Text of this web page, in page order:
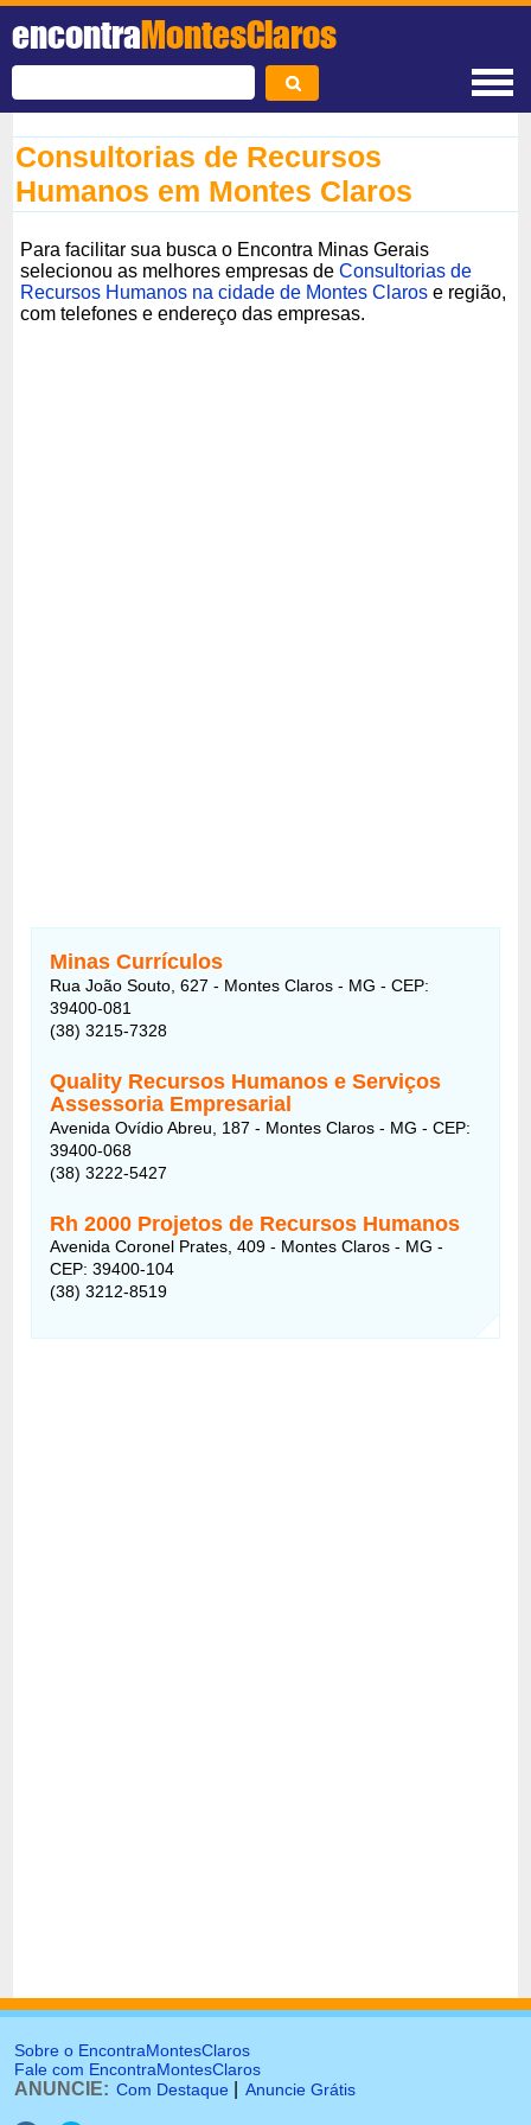
encontraMontesClaros
Consultorias de Recursos
Humanos em Montes Claros
Para facilitar sua busca o Encontra Minas Gerais
selecionou as melhores empresas deConsultorias de
Recursos Humanos na cidade de Montes Claros e região,
com telefones e endereço das empresas.
Minas Currículos
Rua João Souto, 627 - Montes Claros - MG - CEP:
39400-081
(38) 3215-7328
Quality Recursos Humanos e Serviços
Assessoria Empresarial
Avenida Ovídio Abreu, 187 - Montes Claros - MG - CEP:
39400-068
(38) 3222-5427
Rh 2000 Projetos de Recursos Humanos
Avenida Coronel Prates, 409 - Montes Claros - MG -
CEP: 39400-104
(38) 3212-8519
Sobre o EncontraMontesClaros
Fale com EncontraMontesClaros
ANUNCIE: Com Destaque Anuncie Grátis